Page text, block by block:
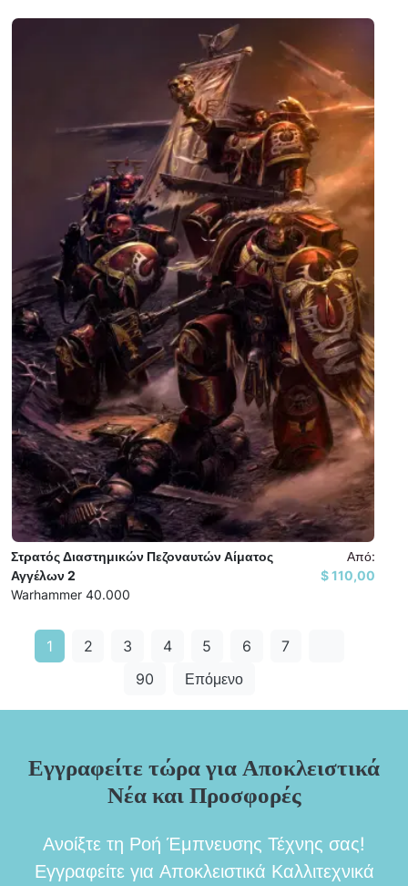
Στρατός Διαστημικών Πεζοναυτών Αίματος
Αγγέλων 2
Warhammer 40.000
Από:
110,00 $
1 2 3 4 5 6 7
90
Επόμενο
Εγγραφείτε τώρα για Αποκλειστικά
Νέα και Προσφορές
Ανοίξτε τη Ροή Έμπνευσης Τέχνης σας!
Εγγραφείτε για Αποκλειστικά Καλλιτεχνικά